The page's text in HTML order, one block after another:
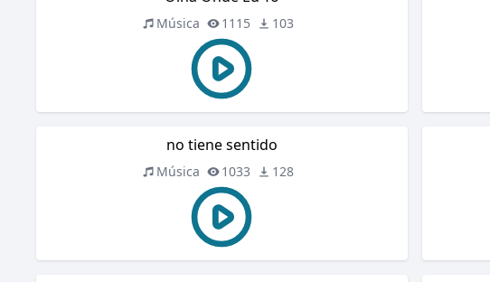
Música 1115 103
no tiene sentido
Música 1033 128